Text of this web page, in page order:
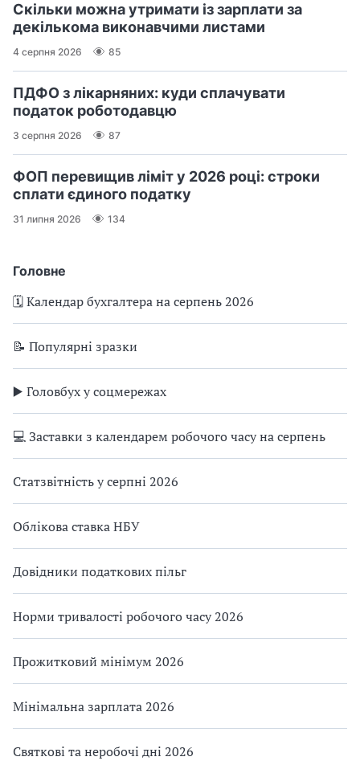
Головне
🗓️ Календар бухгалтера на серпень 2026
📝 Популярні зразки
▶️ Головбух у соцмережах
💻 Заставки з календарем робочого часу на серпень
Статзвітність у серпні 2026
Облікова ставка НБУ
Довідники податкових пільг
Норми тривалості робочого часу 2026
Прожитковий мінімум 2026
Мінімальна зарплата 2026
Святкові та неробочі дні 2026
Скільки можна утримати із зарплати за
декількома виконавчими листами
4 серпня 2026 85
ПДФО з лікарняних: куди сплачувати
податок роботодавцю
3 серпня 2026 87
ФОП перевищив ліміт у 2026 році: строки
сплати єдиного податку
31 липня 2026 134